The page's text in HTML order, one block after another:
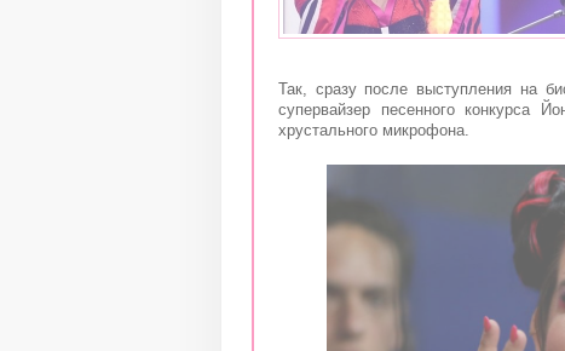
Так, сразу после выступления на
супервайзер песенного конкурса
хрустального микрофона.